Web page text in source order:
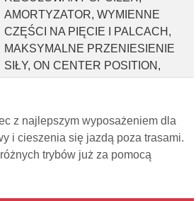
AMORTYZATOR, WYMIENNE
CZĘŚCI NA PIĘCIE I PALCACH,
MAKSYMALNE PRZENIESIENIE
SIŁY, ON CENTER POSITION,
z najlepszym wyposażeniem dla
i cieszenia się jazdą poza trasami.
trybów już za pomocą